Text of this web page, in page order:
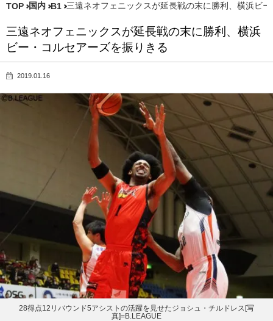
TOP 国内 B1 三遠ネオフェニックスが延長戦の末に勝利、横浜ビ
三遠ネオフェニックスが延長戦の末に勝利、横浜
ビー・コルセアーズを振りきる
2019.01.16
28得点12リバウンド5アシストの活躍を見せたジョシュ・チルドレス[写
真]=B.LEAGUE